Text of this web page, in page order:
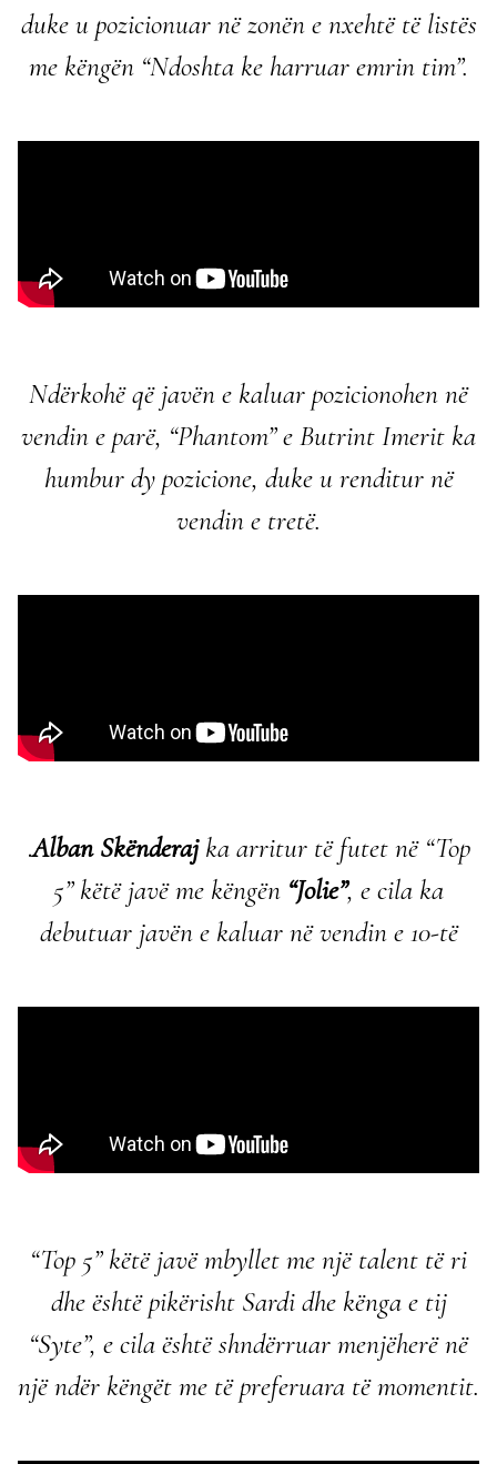
duke u pozicionuar në zonën e nxehtë të listës
me këngën “Ndoshta ke harruar emrin tim”.
Ndërkohë që javën e kaluar pozicionohen në
vendin e parë, “Phantom” e Butrint Imerit ka
humbur dy pozicione, duke u renditurnë
vendin e tretë.
.Alban Skënderajka arritur të futet në “Top
5” këtë javë me këngën “Jolie”, e cila ka
debutuar javën e kaluar në vendin e 10-të
“Top 5” këtë javë mbyllet me një talent të ri
dhe është pikërishtSardi dhe kënga e tij
“Syte”, e cila është shndërruar menjëherë në
një ndër këngët me të preferuara të momentit.